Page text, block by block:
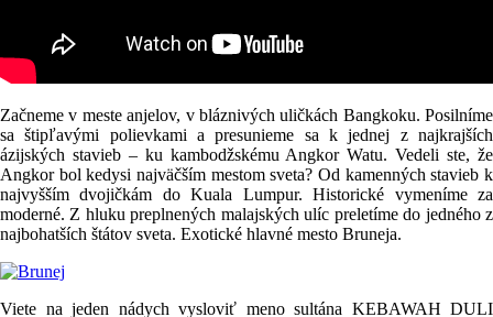
Začneme v meste anjelov, v bláznivých uličkách Bangkoku. Posilníme
sa štipľavými polievkami a presunieme sa k jednej z najkrajších
ázijských stavieb – ku kambodžskému Angkor Watu. Vedeli ste, že
Angkor bol kedysi najväčším mestom sveta? Od kamenných stavieb k
najvyšším dvojičkám do Kuala Lumpur. Historické vymeníme za
moderné. Z hluku preplnených malajských ulíc preletíme do jedného z
najbohatších štátov sveta. Exotické hlavné mesto Bruneja.
Viete na jeden nádych vysloviť meno sultána KEBAWAH DULI